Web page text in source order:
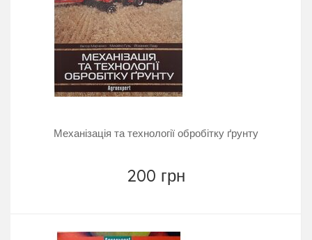
Механізація та технології обробітку ґрунту
200 грн